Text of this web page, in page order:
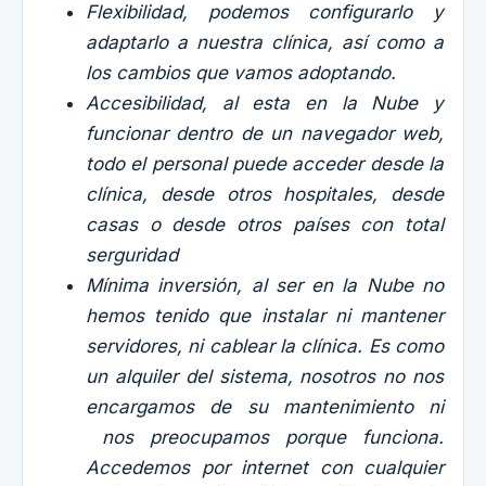
Flexibilidad, podemos configurarlo y
adaptarlo a nuestra clínica, así como a
los cambios que vamos adoptando.
Accesibilidad, al esta en la Nube y
funcionar dentro de un navegador web,
todo el personal puede acceder desde la
clínica, desde otros hospitales, desde
casas o desde otros países con total
serguridad
Mínima inversión, al ser en la Nube no
hemos tenido que instalar ni mantener
servidores, ni cablear la clínica. Es como
un alquiler del sistema, nosotros no nos
encargamos de su mantenimiento ni
nos preocupamos porque funciona.
Accedemos por internet con cualquier